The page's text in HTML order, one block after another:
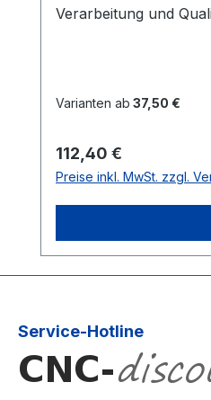
Verarbeitung und
Varianten ab 37,50 €
Regulärer Preis:
112,40 €
Preise inkl. MwSt. zzgl.
Service-Hotline